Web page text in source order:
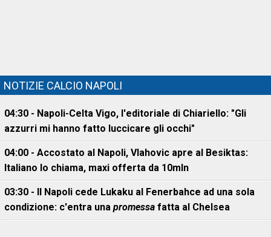
NOTIZIE CALCIO NAPOLI
04:30 - Napoli-Celta Vigo, l'editoriale di Chiariello: "Gli
azzurri mi hanno fatto luccicare gli occhi"
04:00 - Accostato al Napoli, Vlahovic apre al Besiktas:
Italiano lo chiama, maxi offerta da 10mln
03:30 - Il Napoli cede Lukaku al Fenerbahce ad una sola
condizione: c'entra una promessa fatta al Chelsea